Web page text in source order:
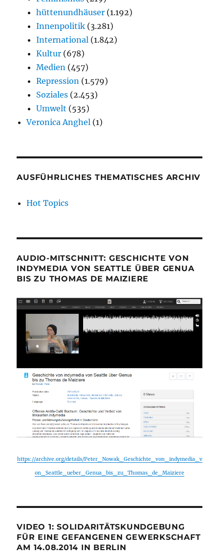
hüttenundhäuser (1.192)
Innenpolitik (3.281)
International (1.842)
Kultur (678)
Medien (457)
Repression (1.579)
Soziales (2.453)
Umwelt (535)
Veronica Anghel (1)
AUSFÜHRLICHES THEMATISCHES ARCHIV
Hot Topics
AUDIO-MITSCHNITT: GESCHICHTE VON
INDYMEDIA VON SEATTLE ÜBER GENUA
BIS ZU THOMAS DE MAIZIERE
https://archive.org/details/Peter_Nowak_Geschichte_von_indymedia_v
on_Seattle_ueber_Genua_bis_zu_Thomas_de_Maiziere
VIDEO 1: SOLIDARITÄTSKUNDGEBUNG
FÜR EINE GEFANGENEN GEWERKSCHAFT
AM 14.08.2014 IN BERLIN